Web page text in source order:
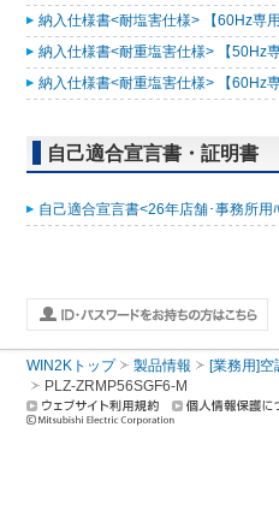
納入仕様書<耐塩害仕様> 【60Hz専
納入仕様書<耐重塩害仕様> 【50Hz
納入仕様書<耐重塩害仕様> 【60Hz
自己適合宣言書・証明書
自己適合宣言書<26年店舗･事務所用
WIN2Kトップ 製品情報 [業務用]空
PLZ-ZRMP56SGF6-M